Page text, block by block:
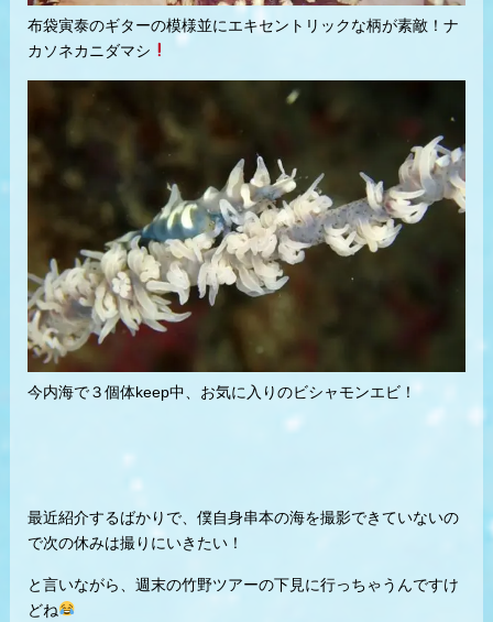
布袋寅泰のギターの模様並にエキセントリックな柄が素敵！ナ
カソネカニダマシ
今内海で３個体keep中、お気に入りのビシャモンエビ！
最近紹介するばかりで、僕自身串本の海を撮影できていないの
で次の休みは撮りにいきたい！
と言いながら、週末の竹野ツアーの下見に行っちゃうんですけ
どね